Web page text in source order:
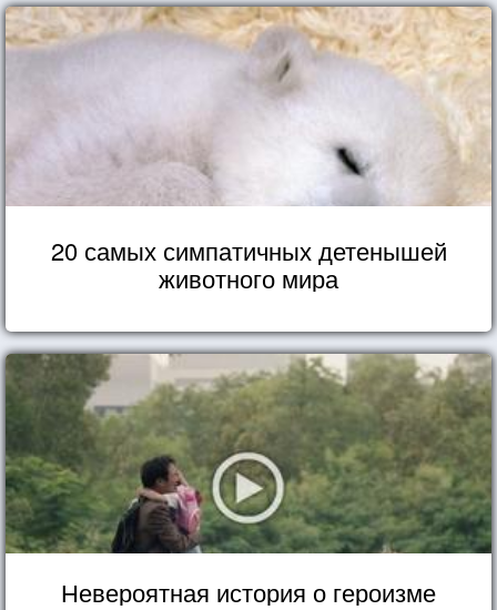
20 самых симпатичных детенышей
животного мира
Невероятная история о героизме